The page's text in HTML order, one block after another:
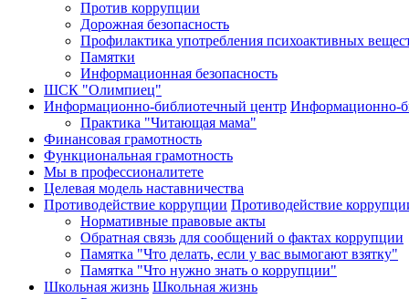
Против коррупции
Дорожная безопасность
Профилактика употребления психоактивных
Памятки
Информационная безопасность
ШСК "Олимпиец"
Информационно-библиотечный центр Информационно-
Практика "Читающая мама"
Финансовая грамотность
Функциональная грамотность
Мы в профессионалитете
Целевая модель наставничества
Противодействие коррупции Противодействие
Нормативные правовые акты
Обратная связь для сообщений о фактах коррупции
Памятка "Что делать, если у вас вымогают взятку"
Памятка "Что нужно знать о коррупции"
Школьная жизнь Школьная жизнь